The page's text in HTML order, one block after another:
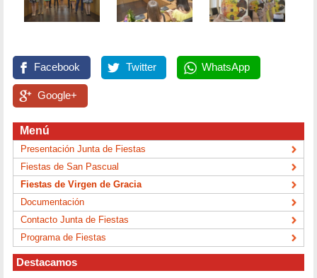
Facebook Twitter WhatsApp
Google+
Menú
Presentación Junta de Fiestas
Fiestas de San Pascual
Fiestas de Virgen de Gracia
Documentación
Contacto Junta de Fiestas
Programa de Fiestas
Destacamos